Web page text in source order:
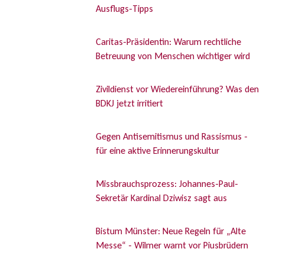
Ausflugs-Tipps
Caritas-Präsidentin: Warum rechtliche
Betreuung von Menschen wichtiger wird
Zivildienst vor Wiedereinführung? Was den
BDKJ jetzt irritiert
Gegen Antisemitismus und Rassismus -
für eine aktive Erinnerungskultur
Missbrauchsprozess: Johannes-Paul-
Sekretär Kardinal Dziwisz sagt aus
Bistum Münster: Neue Regeln für „Alte
Messe“ - Wilmer warnt vor Piusbrüdern